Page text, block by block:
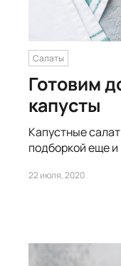
Салаты
Готовим
капусты
Капустные
подборкой еще
22 июля, 2020